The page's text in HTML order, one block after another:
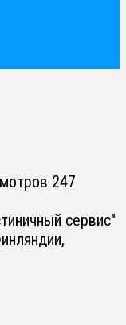
247
сервис"